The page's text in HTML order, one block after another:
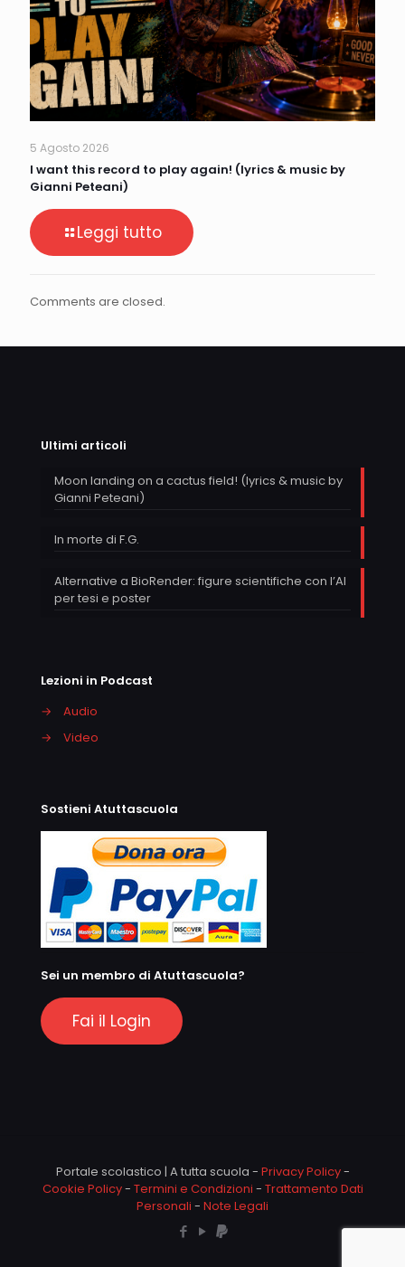
5 Agosto 2026
I want this record to play again! (lyrics & music by
Gianni Peteani)
Leggi tutto
Comments are closed.
Ultimi articoli
Moon landing on a cactus field! (lyrics & music by
Gianni Peteani)
In morte di F.G.
Alternative a BioRender: figure scientifiche con l’AI
per tesi e poster
Lezioni in Podcast
→
Audio
→
Video
Sostieni Atuttascuola
Sei un membro di Atuttascuola?
Fai il Login
Portale scolastico | A tutta scuola - Privacy Policy-
Cookie Policy- Termini e Condizioni - Trattamento Dati
Personali - Note Legali